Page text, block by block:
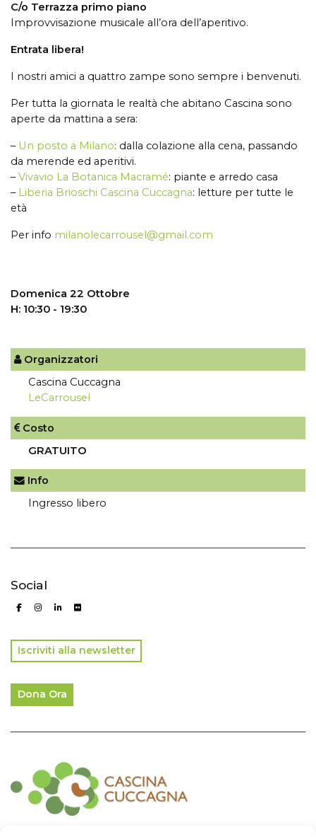
C/o Terrazza primo piano
Improvvisazione musicale all’ora dell’aperitivo.
Entrata libera!
I nostri amici a quattro zampe sono sempre i benvenuti.
Per tutta la giornata le realtà che abitano Cascina sono
aperte da mattina a sera:
– Un posto a Milano: dalla colazione alla cena, passando
da merende ed aperitivi.
–Vivavio La Botanica Macramé: piante e arredo casa
– Liberia Brioschi Cascina Cuccagna: letture per tutte le
età
Per info milanolecarrousel@gmail.com
Domenica 22 Ottobre
H: 10:30 - 19:30
Organizzatori
Cascina Cuccagna
LeCarrousel
Costo
GRATUITO
Info
Ingresso libero
Social
Iscriviti alla newsletter
Dona Ora